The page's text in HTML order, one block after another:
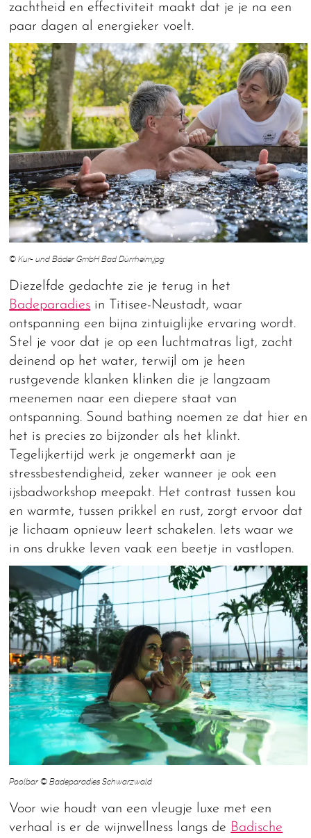
zachtheid en effectiviteit maakt dat je je na een
paar dagen al energieker voelt.
© Kur- und Bäder GmbH Bad Dürrheim.jpg
Diezelfde gedachte zie je terug in het
Badeparadies in Titisee-Neustadt, waar
ontspanning een bijna zintuiglijke ervaring wordt.
Stel je voor dat je op een luchtmatras ligt, zacht
deinend op het water, terwijl om je heen
rustgevende klanken klinken die je langzaam
meenemen naar een diepere staat van
ontspanning. Sound bathing noemen ze dat hier en
het is precies zo bijzonder als het klinkt.
Tegelijkertijd werk je ongemerkt aan je
stressbestendigheid, zeker wanneer je ook een
ijsbadworkshop meepakt. Het contrast tussen kou
en warmte, tussen prikkel en rust, zorgt ervoor dat
je lichaam opnieuw leert schakelen. Iets waar we
in ons drukke leven vaak een beetje in vastlopen.
Poolbar © Badeparadies Schwarzwald
Voor wie houdt van een vleugje luxe met een
verhaal is er de wijnwellness langs de Badische